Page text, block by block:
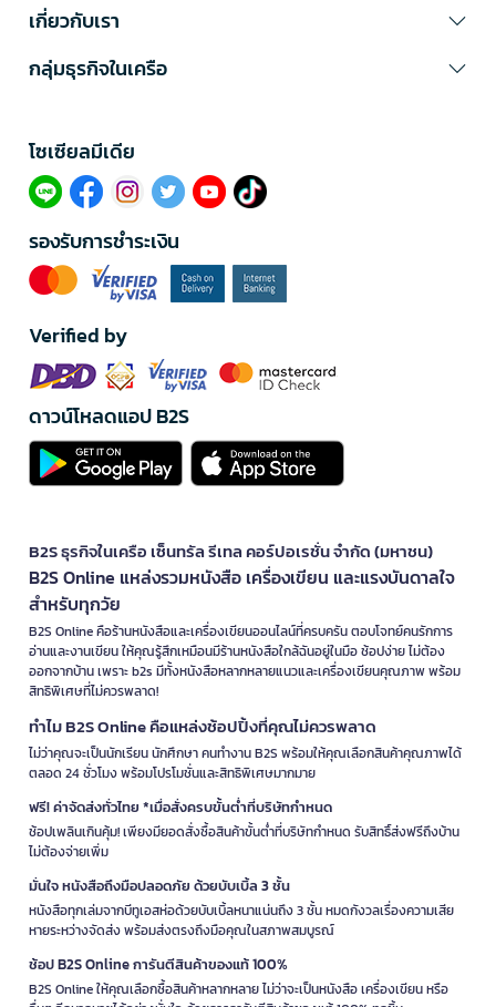
เกี่ยวกับเรา
กลุ่มธุรกิจในเครือ
โซเซียลมีเดีย​
รองรับการชำระเงิน
Verified by
ดาวน์โหลดแอป B2S
B2S ธุรกิจในเครือ เซ็นทรัล รีเทล คอร์ปอเรชั่น จำกัด (มหาชน)
B2S Online แหล่งรวมหนังสือ เครื่องเขียน และแรงบันดาลใจ
สำหรับทุกวัย
B2S Online คือร้านหนังสือและเครื่องเขียนออนไลน์ที่ครบครัน ตอบโจทย์คนรักการ
อ่านและงานเขียน ให้คุณรู้สึกเหมือนมีร้านหนังสือใกล้ฉันอยู่ในมือ ช้อปง่าย ไม่ต้อง
ออกจากบ้าน เพราะ b2s มีทั้งหนังสือหลากหลายแนวและเครื่องเขียนคุณภาพ พร้อม
สิทธิพิเศษที่ไม่ควรพลาด!
ทำไม B2S Online คือแหล่งช้อปปิ้งที่คุณไม่ควรพลาด
ไม่ว่าคุณจะเป็นนักเรียน นักศึกษา คนทำงาน B2S พร้อมให้คุณเลือกสินค้าคุณภาพได้
ตลอด 24 ชั่วโมง พร้อมโปรโมชั่นและสิทธิพิเศษมากมาย
ฟรี! ค่าจัดส่งทั่วไทย *เมื่อสั่งครบขั้นต่ำที่บริษัทกำหนด
ช้อปเพลินเกินคุ้ม! เพียงมียอดสั่งซื้อสินค้าขั้นต่ำที่บริษัทกำหนด รับสิทธิ์ส่งฟรีถึงบ้าน
ไม่ต้องจ่ายเพิ่ม
มั่นใจ หนังสือถึงมือปลอดภัย ด้วยบับเบิ้ล 3 ชั้น
หนังสือทุกเล่มจากบีทูเอสห่อด้วยบับเบิ้ลหนาแน่นถึง 3 ชั้น หมดกังวลเรื่องความเสีย
หายระหว่างจัดส่ง พร้อมส่งตรงถึงมือคุณในสภาพสมบูรณ์
ช้อป B2S Online การันตีสินค้าของแท้ 100%
B2S Online ให้คุณเลือกซื้อสินค้าหลากหลาย ไม่ว่าจะเป็นหนังสือ เครื่องเขียน หรือ